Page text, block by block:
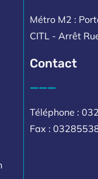
Métro M2 :
CITL - Arrêt
Contact
___
Téléphone :
Fax :